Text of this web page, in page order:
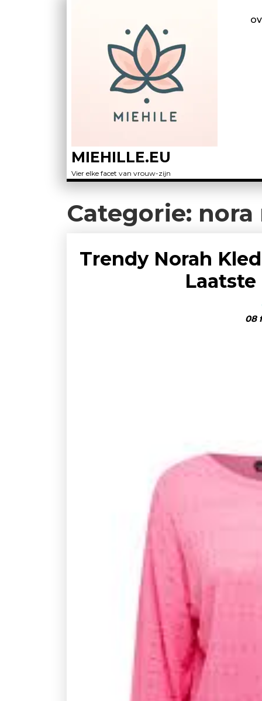
MIEHILLE.EU
Vier elke facet van vrouw-zijn
Categorie: nora
Trendy Norah
08